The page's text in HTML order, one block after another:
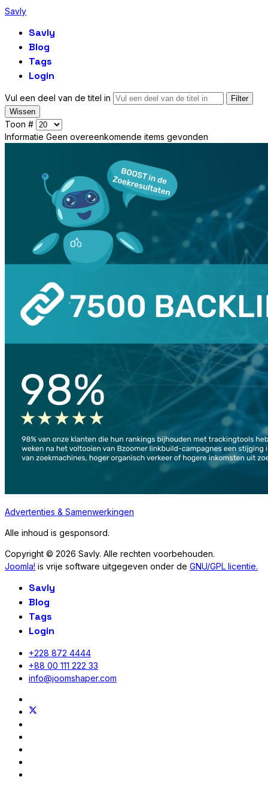
Savly
Savly
Blog
Tags
Login
Vul een deel van de titel in
Filter
Wissen
Toon #
Informatie Geen overeenkomende items gevonden
Advertenties & Samenwerkingen
Alle inhoud is gesponsord.
Copyright © 2026 Savly. Alle rechten voorbehouden.
Joomla! is vrije software uitgegeven onder de GNU/GPL licentie.
Savly
Blog
Tags
Login
+228 872 4444
+88 00 111 222 33
info@joomshaper.com